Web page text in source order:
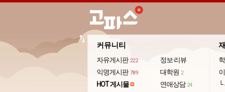
커뮤니티
자유게시판 222
익명게시판 789
HOT 게시물
정보·리뷰
대학원 2
연애상담 24
import_export